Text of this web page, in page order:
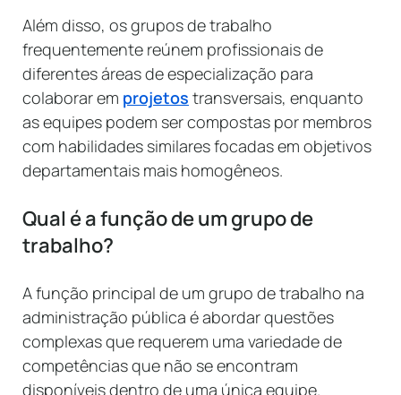
Além disso, os grupos de trabalho
frequentemente reúnem profissionais de
diferentes áreas de especialização para
colaborar em projetos transversais, enquanto
as equipes podem ser compostas por membros
com habilidades similares focadas em objetivos
departamentais mais homogêneos.
Qual é a função de um grupo de
trabalho?
A função principal de um grupo de trabalho na
administração pública é abordar questões
complexas que requerem uma variedade de
competências que não se encontram
disponíveis dentro de uma única equipe.